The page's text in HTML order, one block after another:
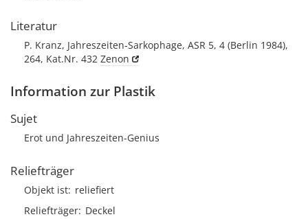
Literatur
P. Kranz, Jahreszeiten-Sarkophage, ASR 5, 4 (Berlin 1984),
264, Kat.Nr. 432 Zenon
Information zur Plastik
Sujet
Erot und Jahreszeiten-Genius
Reliefträger
Objekt ist reliefiert
Reliefträger Deckel